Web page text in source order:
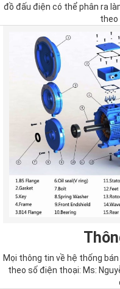
đồ đấu điện có thể phân ra
theo
Mọi thông tin về hệ thống
theo số điện thoại: Ms: